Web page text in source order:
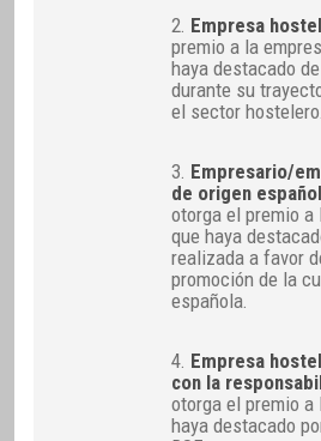
2. Empresa
premio a la
haya destacado
durante su
el sector hostelero.
3. Empresario/
de origen
otorga el premio
que haya
realizada a favor
promoción de la
española.
4. Empresa
con la
otorga el premio a
haya destacado